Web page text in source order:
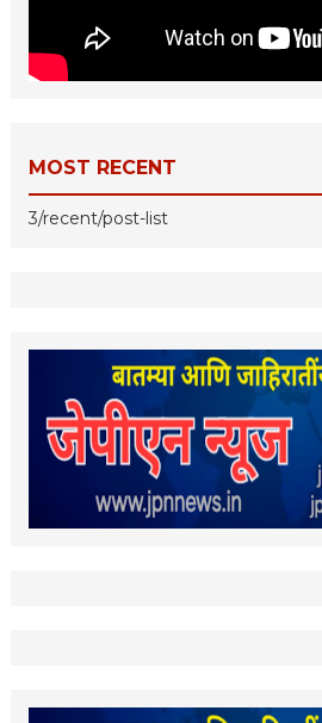
MOST RECENT
3/recent/post-list